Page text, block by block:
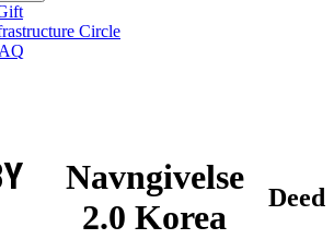
Circle
Navngivelse
2.0 Korea
Deed